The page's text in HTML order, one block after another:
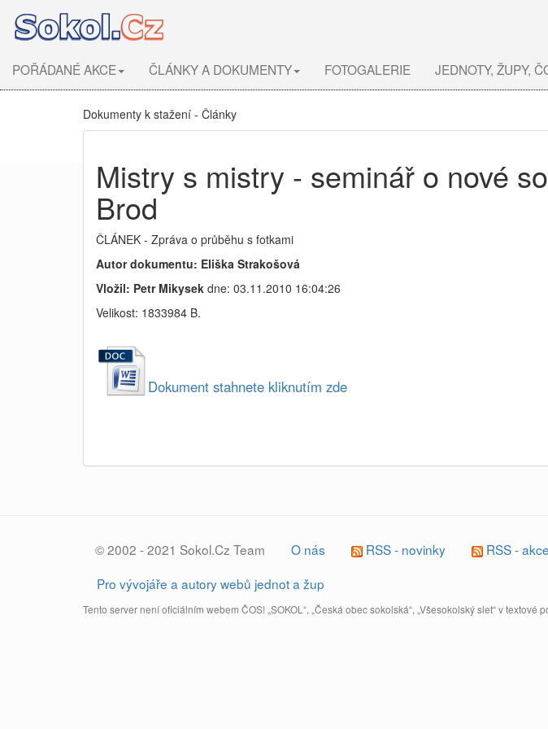
POŘÁDANÉ AKCE ČLÁNKY A DOKUMENTY FOTOGALERIE JEDNOTY, ŽUPY,
Dokumenty k stažení - Články
Mistry s mistry - seminář o nové
Brod
ČLÁNEK - Zpráva o průběhu s fotkami
Autor dokumentu: Eliška Strakošová
Vložil: Petr Mikysek dne: 03.11.2010 16:04:26
Velikost: 1833984 B.
Dokument stahnete kliknutím zde
© 2002 - 2021 Sokol.Cz Team O nás RSS - novinky RSS - akce
Pro vývojáře a autory webů jednot a žup
Tento server není oficiálním webem ČOS! „SOKOL“, „Česká obec sokolská“, „Všesokolský slet“ v